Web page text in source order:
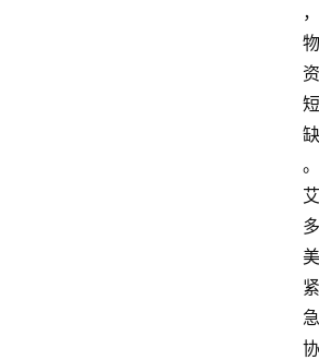
，
物
资
短
缺
。
艾
多
美
紧
急
协